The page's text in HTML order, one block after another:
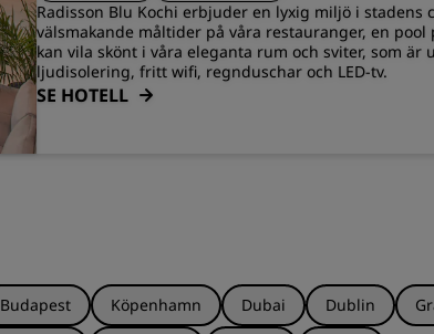
Radisson Blu Kochi erbjuder en lyxig miljö i stadens
välsmakande måltider på våra restauranger, en pool
kan vila skönt i våra eleganta rum och sviter, som är
ljudisolering, fritt wifi, regnduschar och LED-tv.
SE HOTELL
Budapest Köpenhamn Dubai Dublin